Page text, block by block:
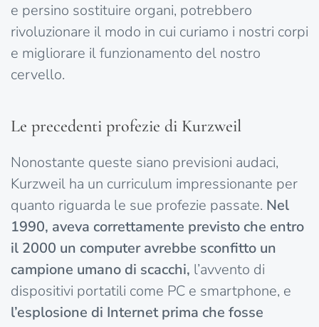
e persino sostituire organi, potrebbero
rivoluzionare il modo in cui curiamo i nostri corpi
e migliorare il funzionamento del nostro
cervello.
Le precedenti profezie di Kurzweil
Nonostante queste siano previsioni audaci,
Kurzweil ha un curriculum impressionante per
quanto riguarda le sue profezie passate. Nel
1990, aveva correttamente previsto che entro
il 2000 un computer avrebbe sconfitto un
campione umano di scacchi, l’avvento di
dispositivi portatili come PC e smartphone, e
l’esplosione di Internet prima che fosse